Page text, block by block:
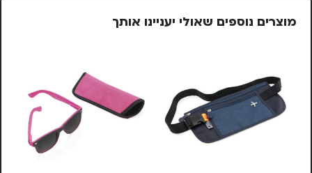
מוצרים נוספים שאולי יעניינו אותך